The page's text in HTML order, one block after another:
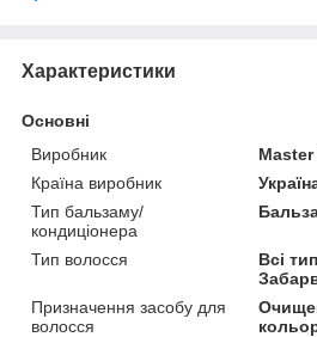
Характеристики
Основні
Виробник
Країна виробник
Тип бальзаму/
кондиціонера
Тип волосся
Всі
Призначення засобу для
волосся